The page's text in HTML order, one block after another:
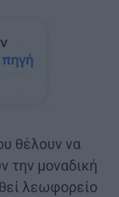
θέλουν να
την μοναδική
λεωφορείο